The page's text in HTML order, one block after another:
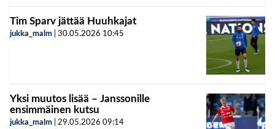
Tim Sparv jättää Huuhkajat
jukka_malm 30.05.2026 10:45
Yksi muutos lisää – Janssonille
ensimmäinen kutsu
jukka_malm 29.05.2026 09:14